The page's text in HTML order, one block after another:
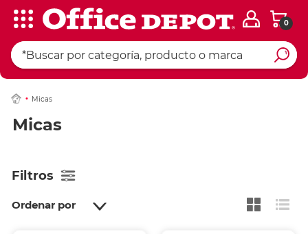
0
Micas
Micas
Filtros
Ordenar por